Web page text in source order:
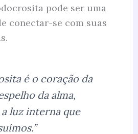
pode ser uma
conectar-se com suas
é o coração da
da alma,
luz interna que